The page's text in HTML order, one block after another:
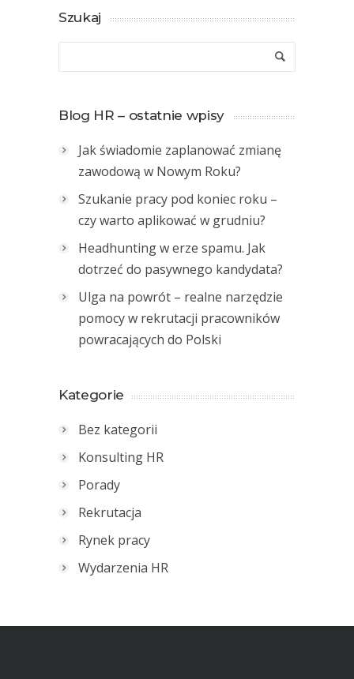
Szukaj
Blog HR – ostatnie wpisy
Jak świadomie zaplanować zmianę
zawodową w Nowym Roku?
Szukanie pracy pod koniec roku –
czy warto aplikować w grudniu?
Headhunting w erze spamu. Jak
dotrzeć do pasywnego kandydata?
Ulga na powrót – realne narzędzie
pomocy w rekrutacji pracowników
powracających do Polski
Kategorie
Bez kategorii
Konsulting HR
Porady
Rekrutacja
Rynek pracy
Wydarzenia HR